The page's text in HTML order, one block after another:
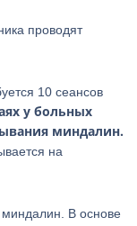
проводят
10 сеансов
у больных
миндалин.
на
миндалин. В основе